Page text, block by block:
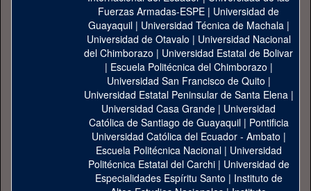
Fuerzas Armadas-ESPE | Universidad de
Guayaquil| Universidad Técnica de Machala|
Universidad de Otavalo | Universidad Nacional
del Chimborazo | Universidad Estatal de Bolivar
| Escuela Politécnica del Chimborazo |
Universidad San Francisco de Quito |
Universidad Estatal Peninsular de Santa Elena|
Universidad Casa Grande | Universidad
Católica de Santiago de Guayaquil| Pontificia
Universidad Católica del Ecuador - Ambato |
Escuela Politécnica Nacional| Universidad
Politécnica Estatal del Carchi| Universidad de
Especialidades Espíritu Santo | Instituto de